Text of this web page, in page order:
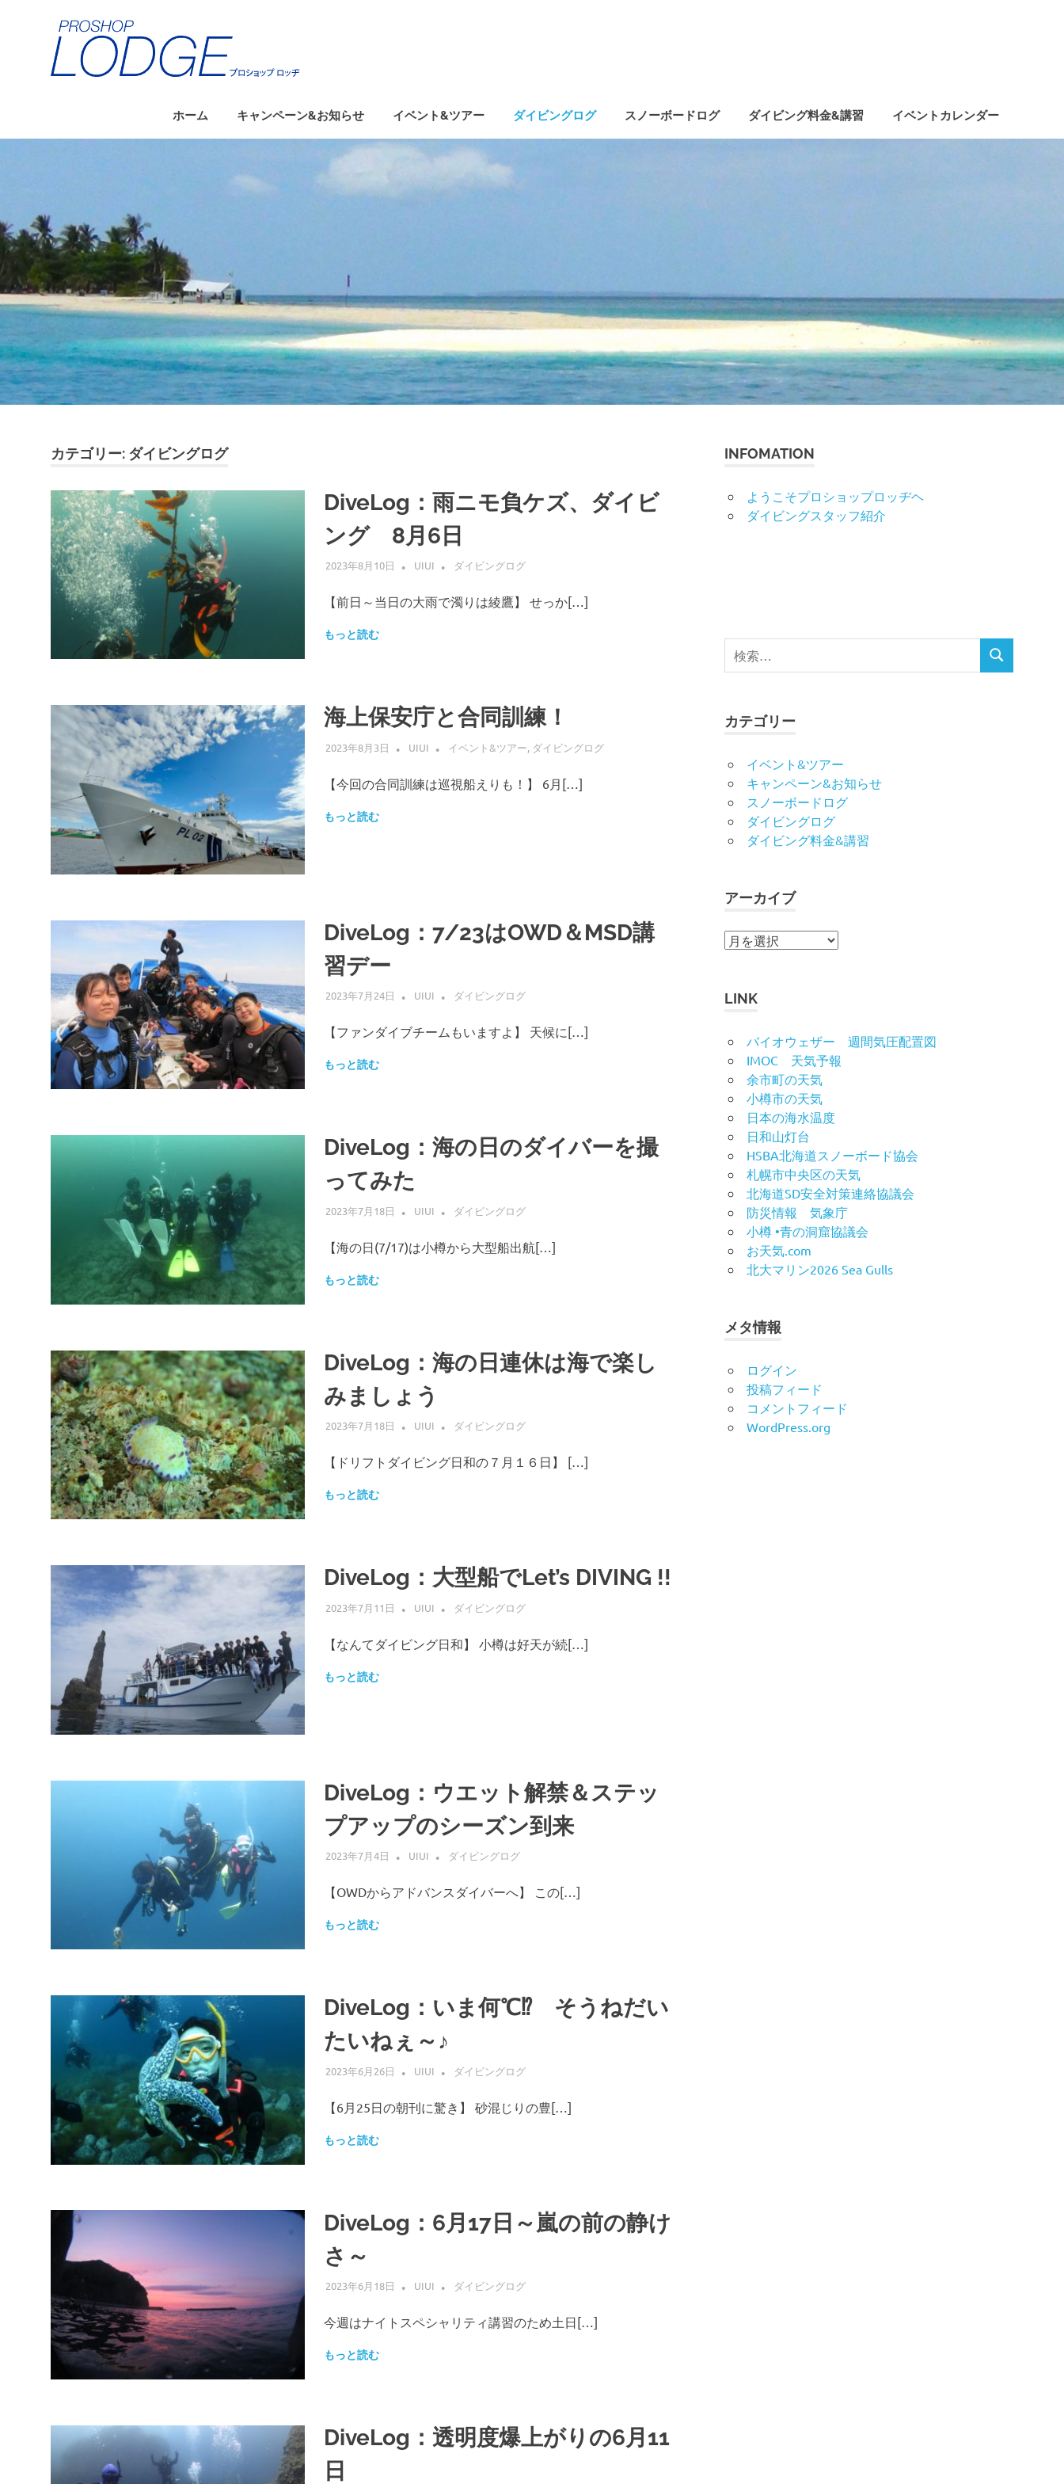
キ
ホーム キャンペーン&お知らせ イベント&ツアー ダイビングログ スノーボードログ ダイビング料金&講習 イベントカレンダー
カテゴリー: ダイビングログ
DiveLog：雨ニモ負ケズ、ダイビ
ング 8月6日
2023年8月10日 UIUI ダイビングログ
【前日～当日の大雨で濁りは綾鷹】 せっか[…]
もっと読む
海上保安庁と合同訓練！
2023年8月3日 UIUI イベント&ツアー, ダイビングログ
【今回の合同訓練は巡視船えりも！】 6月[…]
もっと読む
DiveLog：7/23はOWD＆MSD講
習デー
2023年7月24日 UIUI ダイビングログ
【ファンダイブチームもいますよ】 天候に[…]
もっと読む
DiveLog：海の日のダイバーを撮
ってみた
2023年7月18日 UIUI ダイビングログ
【海の日(7/17)は小樽から大型船出航[…]
もっと読む
DiveLog：海の日連休は海で楽し
みましょう
2023年7月18日 UIUI ダイビングログ
【ドリフトダイビング日和の７月１６日】 […]
もっと読む
DiveLog：大型船でLet’s DIVING !!
2023年7月11日 UIUI ダイビングログ
【なんてダイビング日和】 小樽は好天が続[…]
もっと読む
DiveLog：ウエット解禁＆ステッ
プアップのシーズン到来
2023年7月4日 UIUI ダイビングログ
【OWDからアドバンスダイバーへ】 この[…]
もっと読む
DiveLog：いま何℃⁉ そうねだい
たいねぇ～♪
2023年6月26日 UIUI ダイビングログ
【6月25日の朝刊に驚き】 砂混じりの豊[…]
もっと読む
DiveLog：6月17日～嵐の前の静け
さ～
2023年6月18日 UIUI ダイビングログ
今週はナイトスペシャリティ講習のため土日[…]
もっと読む
DiveLog：透明度爆上がりの6月11
日
INFOMATION
ようこそプロショップロッヂヘ
ダイビングスタッフ紹介
検
索
検
索
カテゴリー
イベント&ツアー
キャンペーン&お知らせ
スノーボードログ
ダイビングログ
ダイビング料金&講習
アーカイブ
ア
イ
LINK
バイオウェザー 週間気圧配置図
IMOC 天気予報
余市町の天気
小樽市の天気
日本の海水温度
日和山灯台
HSBA北海道スノーボード協会
札幌市中央区の天気
北海道SD安全対策連絡協議会
防災情報 気象庁
小樽 •青の洞窟協議会
お天気.com
北大マリン2026 Sea Gulls
メタ情報
ログイン
投稿フィード
コメントフィード
WordPress.org